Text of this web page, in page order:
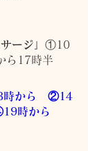
ージ」 ①10
ら17時半
時から　②14
時から